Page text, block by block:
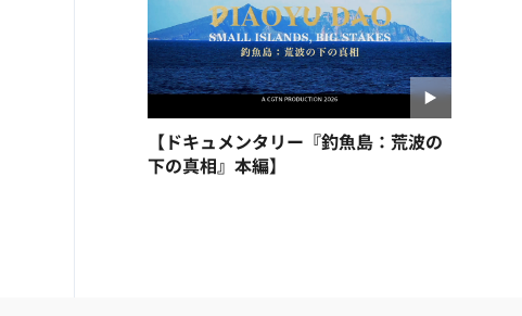
【ドキュメンタリー『釣魚島：荒波の
下の真相』本編】